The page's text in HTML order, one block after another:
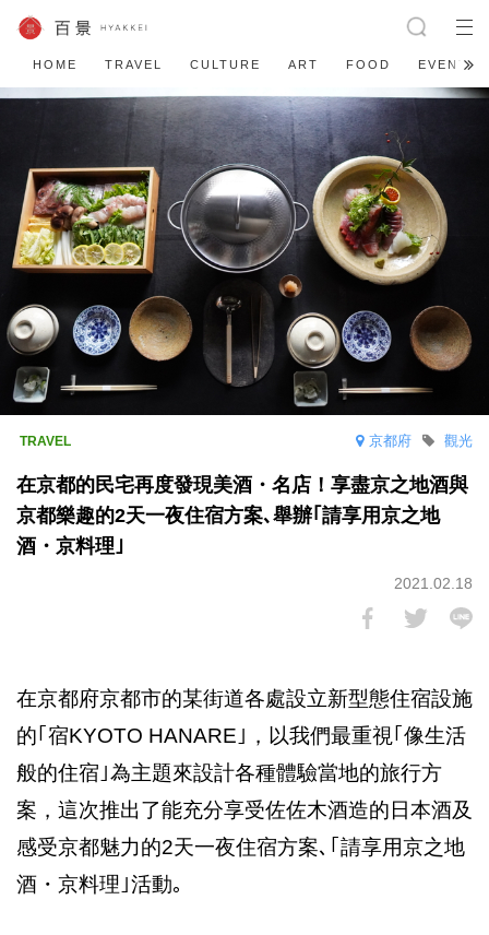
HOME TRAVEL CULTURE ART FOOD EVENT
京都府 觀光
在京都的民宅再度發現美酒・名店！享盡京之地酒與
京都樂趣的2天一夜住宿方案､舉辦｢請享用京之地
酒・京料理｣
2021.02.18
在京都府京都市的某街道各處設立新型態住宿設施
的｢宿KYOTO HANARE｣，以我們最重視｢像生活
般的住宿｣為主題來設計各種體驗當地的旅行方
案，這次推出了能充分享受佐佐木酒造的日本酒及
感受京都魅力的2天一夜住宿方案､｢請享用京之地
酒・京料理｣活動｡